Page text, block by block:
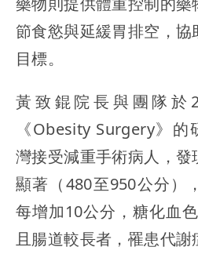
節食慾與延緩胃排空，
目標。
黃致錕院長與團隊於
《Obesity Surgery》
灣接受減重手術病人，
顯著（480至950公分）
每增加10公分，糖化血
且腸道較長者，罹患代